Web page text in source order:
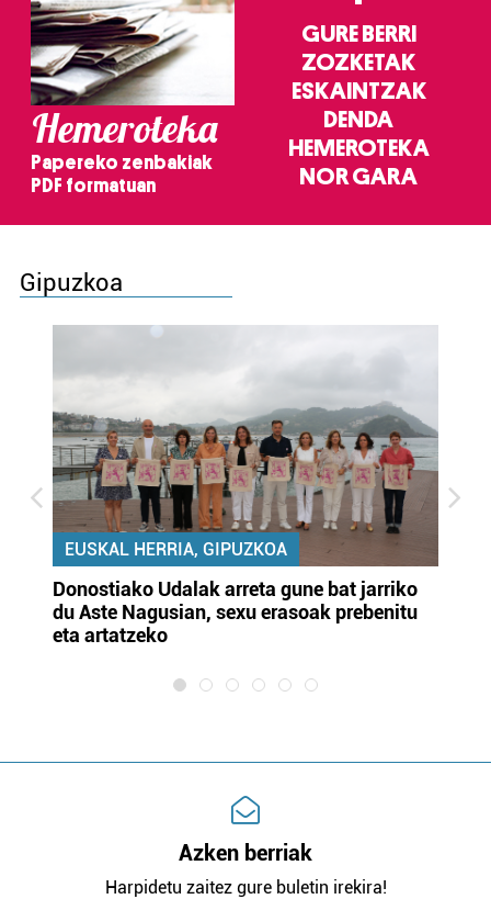
Hemeroteka
Papereko zenbakiak
PDF formatuan
GURE BERRI
ZOZKETAK
ESKAINTZAK
DENDA
HEMEROTEKA
NOR GARA
Gipuzkoa
EUSKAL HERRIA, GIPUZKOA
Donostiako Udalak arreta gune bat jarriko
du Aste Nagusian, sexu erasoak prebenitu
eta artatzeko
Azken berriak
Harpidetu zaitez gure buletin irekira!